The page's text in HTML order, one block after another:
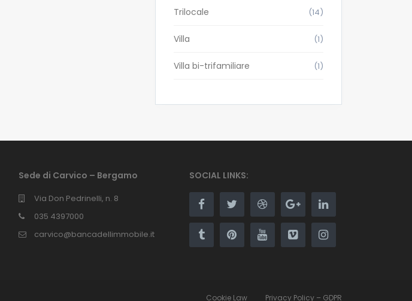
Trilocale (14)
Villa (1)
Villa bi-trifamiliare (1)
Sede di Carvico – Bergamo
Via Don Pedrinelli, n. 8
035 4397000
carvico@bancadellimmobile.it
SOCIAL LINKS:
Cookie Law Privacy Policy – GDPR